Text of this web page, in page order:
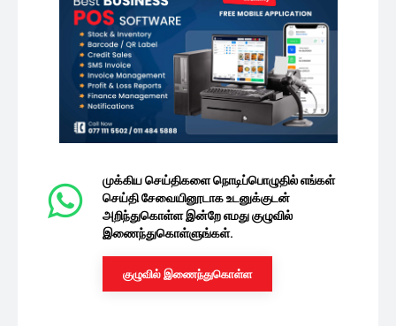
முக்கிய செய்திகளை நொடிப்பொழுதில் எங்கள்
செய்தி சேவையினூடாக உடனுக்குடன்
அறிந்துகொள்ள இன்றே எமது குழுவில்
இணைந்துகொள்ளுங்கள்.
குழுவில் இணைந்துகொள்ள